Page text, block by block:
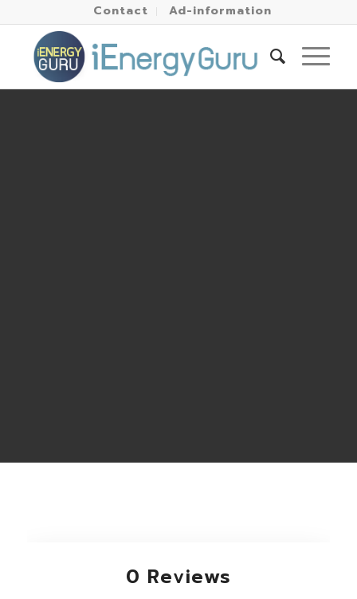
Contact Ad-information
0 Reviews